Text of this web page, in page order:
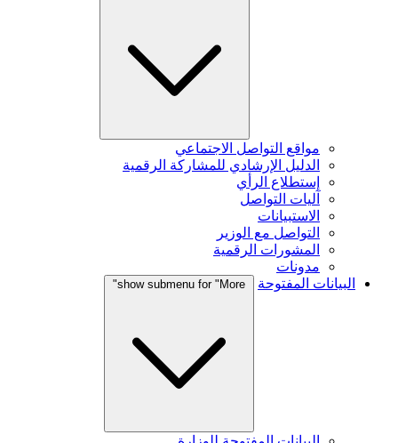
مواقع التواصل الاجتماعي
الدليل الإرشادي للمشاركة الرقمية
إستطلاع الرأي
آليات التواصل
الاستبيانات
التواصل مع الوزير
المشورات الرقمية
مدونات
البيانات المفتوحة
show submenu for "More"